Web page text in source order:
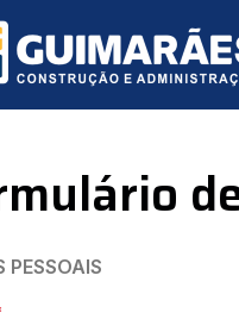
PESSOAIS